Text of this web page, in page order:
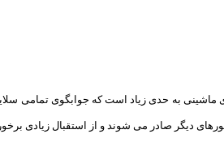
به حدی زیاد است که جوابگوی تمامی
و از استقبال زیادی برخوردار بوده اند. هر کدام از طرح های فرش ماشینی